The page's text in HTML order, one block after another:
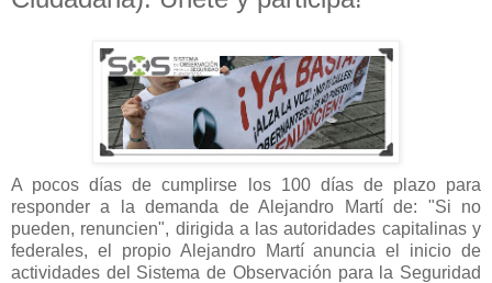
A pocos días de cumplirse los 100 días de plazo para
responder a la demanda de Alejandro Martí de: "Si no
pueden, renuncien", dirigida a las autoridades capitalinas y
federales, el propio Alejandro Martí anuncia el inicio de
actividades del Sistema de Observación para la Seguridad